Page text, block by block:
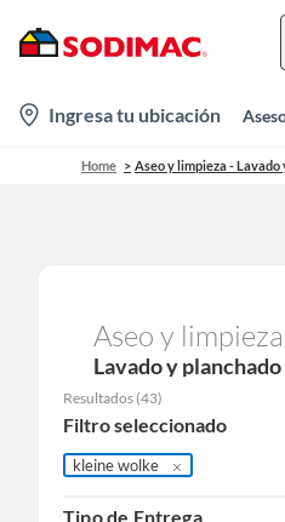
location-
icon
Ingresa tu ubicación
Home Aseo y limpieza - Lavado
Aseo y limpieza
Lavado y
Resultados (43)
Filtro seleccionado
kleine wolke
Tipo de Entrega